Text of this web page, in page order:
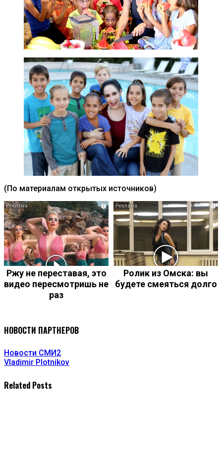
(По материалам открытых источников)
i
Ржу не переставая, это
видео пересмотришь не
раз
i
Ролик из Омска: вы
будете смеяться долго
НОВОСТИ ПАРТНЕРОВ
Новости СМИ2
Vladimir Plotnikov
Related Posts